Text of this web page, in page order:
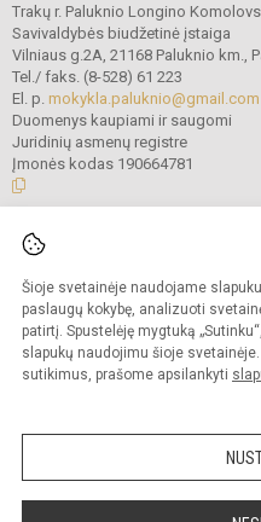
Šioje svetainėje naudojame
paslaugų kokybę, analizuoti
patirtį. Spustelėję mygtuką
slapukų naudojimu šioje
sutikimus, prašome apsilankyti
Trakų r. Paluknio Longino
Savivaldybės biudžetinė įstaiga
Vilniaus g.2A, 21168 Paluknio km.,
Tel./ faks. (8-528) 61 223
El. p. mokykla.paluknio@gmail.com
Duomenys kaupiami ir saugomi
Juridinių asmenų registre
Įmonės kodas 190664781
© 2021. Trakų r. Paluknio
Kopijuoti turinį be raštiško
Prieinamumo
Sumanus būdas atnaujinti